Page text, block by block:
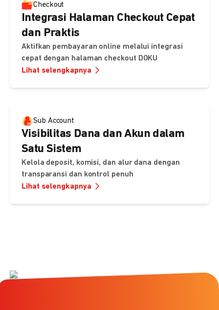
Checkout
Integrasi Halaman Checkout Cepat
dan Praktis
Aktifkan pembayaran online melalui integrasi
cepat dengan halaman checkout DOKU
Lihat selengkapnya
Sub Account
Visibilitas Dana dan Akun dalam
Satu Sistem
Kelola deposit, komisi, dan alur dana dengan
transparansi dan kontrol penuh
Lihat selengkapnya